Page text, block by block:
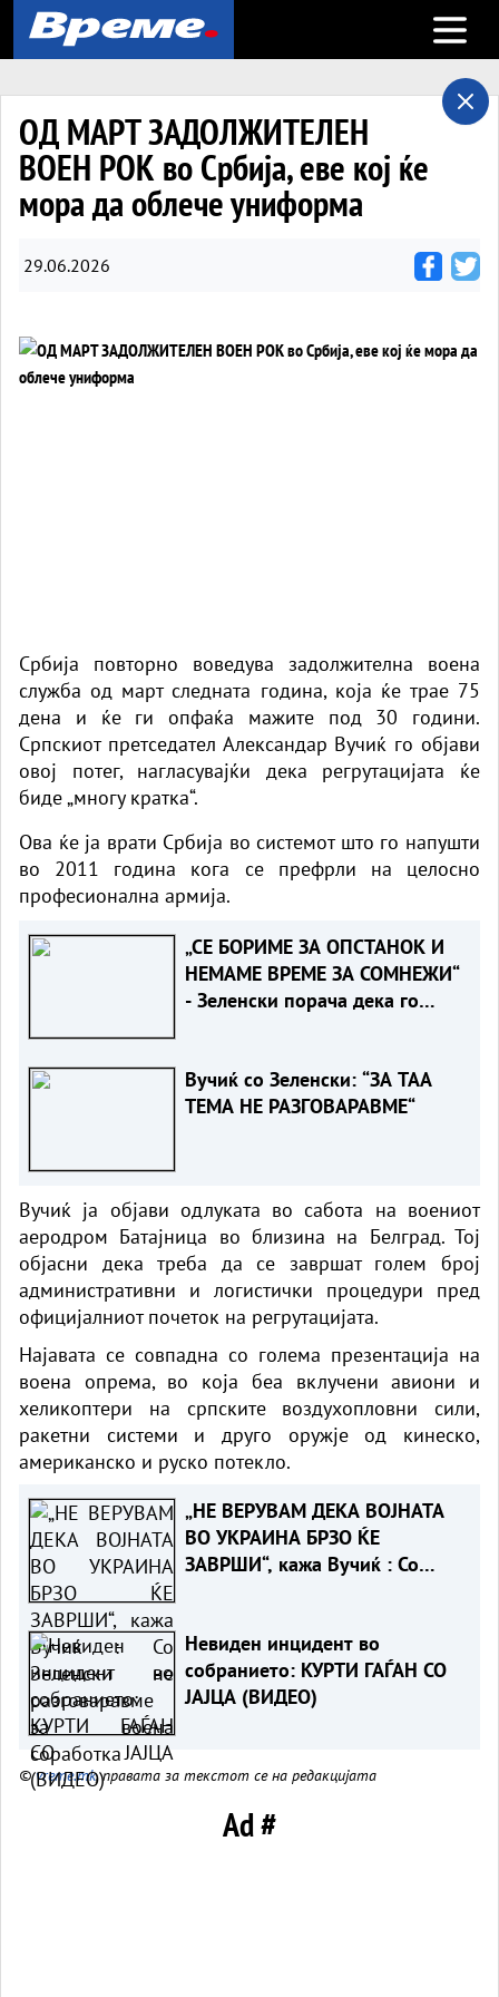
Open
ОД МАРТ ЗАДОЛЖИТЕЛЕН
ВОЕН РОК во Србија, еве кој ќе
мора да облече униформа
29.06.2026
Србија повторно воведува задолжителна воена
служба од март следната година, која ќе трае 75
дена и ќе ги опфаќа мажите под 30 години.
Српскиот претседател Александар Вучиќ го објави
овој потег, нагласувајќи дека регрутацијата ќе
биде „многу кратка“.
Ова ќе ја врати Србија во системот што го напушти
во 2011 година кога се префрли на целосно
професионална армија.
„СЕ БОРИМЕ ЗА ОПСТАНОК И
НЕМАМЕ ВРЕМЕ ЗА СОМНЕЖИ“
- Зеленски порача дека го
Вучиќ со Зеленски: “ЗА ТАА
ТЕМА НЕ РАЗГОВАРАВМЕ“
Вучиќ ја објави одлуката во сабота на воениот
аеродром Батајница во близина на Белград. Тој
објасни дека треба да се завршат голем број
административни и логистички процедури пред
официјалниот почеток на регрутацијата.
Најавата се совпадна со голема презентација на
воена опрема, во која беа вклучени авиони и
хеликоптери на српските воздухопловни сили,
ракетни системи и друго оружје од кинеско,
американско и руско потекло.
„НЕ ВЕРУВАМ ДЕКА ВОЈНАТА
ВО УКРАИНА БРЗО ЌЕ
ЗАВРШИ“, кажа Вучиќ : Со
Невиден инцидент во
собранието: КУРТИ ГАЃАН СО
ЈАЈЦА (ВИДЕО)
©vreme.mk, правата за текстот се на редакцијата
Ad #